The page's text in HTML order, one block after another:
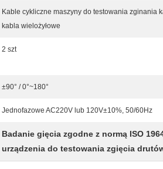
Kable cykliczne maszyny do testowania zginania
kabla wielożyłowe
2 szt
±90° / 0°~180°
Jednofazowe AC220V lub 120V±10%, 50/60Hz
Badanie gięcia zgodne z normą ISO
urządzenia do testowania zgięcia